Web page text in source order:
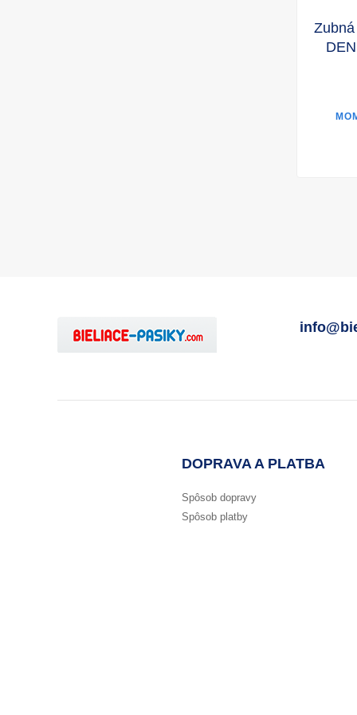
DOPRAVA A PLATBA
Spôsob dopravy
Spôsob platby